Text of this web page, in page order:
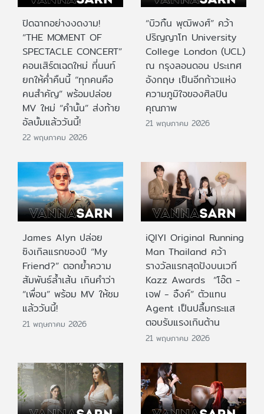
ปิดฉากอย่างงดงาม!
“THE MOMENT OF
SPECTACLE CONCERT”
คอนเสิร์ตเฉดใหม่ ที่นนท์
ยกให้ค่ำคืนนี้ “ทุกคนคือ
คนสำคัญ” พร้อมปล่อย
MV ใหม่ “คำนั้น” ส่งท้าย
อัลบั้มแล้ววันนี้!
22 พฤษภาคม 2026
“บิวกิ้น พุฒิพงศ์” คว้า
ปริญญาโท University
College London (UCL)
ณ กรุงลอนดอน ประเทศ
อังกฤษ เป็นอีกก้าวแห่ง
ความภูมิใจของศิลปิน
คุณภาพ
21 พฤษภาคม 2026
James Alyn ปล่อย
ซิงเกิลแรกของปี “My
Friend?” ตอกย้ำความ
สัมพันธ์ล้ำเส้น เกินคำว่า
“เพื่อน” พร้อม MV ให้ชม
แล้ววันนี้!
21 พฤษภาคม 2026
iQIYI Original Running
Man Thailand คว้า
รางวัลแรกสุดปังบนเวที
Kazz Awards “โอ๊ต -
เจฟ - อิ้งค์” ตัวแทน
Agent เป็นปลื้มกระแส
ตอบรับแรงเกินต้าน
21 พฤษภาคม 2026